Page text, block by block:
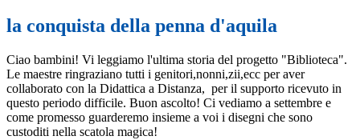
la conquista della penna d'aquila
Ciao bambini! Vi leggiamo l'ultima storia del progetto "Biblioteca".
Le maestre ringraziano tutti i genitori,nonni,zii,ecc per aver
collaborato con la Didattica a Distanza, per il supporto ricevuto in
questo periodo difficile. Buon ascolto! Ci vediamo a settembre e
come promesso guarderemo insieme a voi i disegni che sono
custoditi nella scatola magica!